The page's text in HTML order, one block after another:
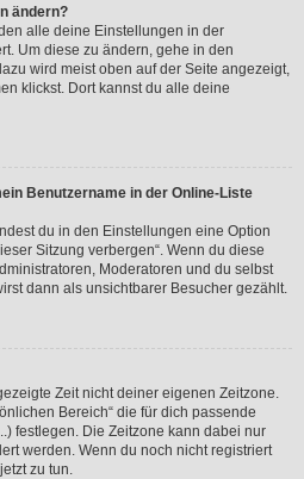
ändern?
alle deine Einstellungen in der
Um diese zu ändern, gehe in den
wird meist oben auf der Seite angezeigt,
klickst. Dort kannst du alle deine
Benutzername in der Online-Liste
du in den Einstellungen eine Option
Sitzung verbergen“. Wenn du diese
Moderatoren und du selbst
dann als unsichtbarer Besucher gezählt.
Zeit nicht deiner eigenen Zeitzone.
Bereich“ die für dich passende
festlegen. Die Zeitzone kann dabei nur
werden. Wenn du noch nicht registriert
zu tun.